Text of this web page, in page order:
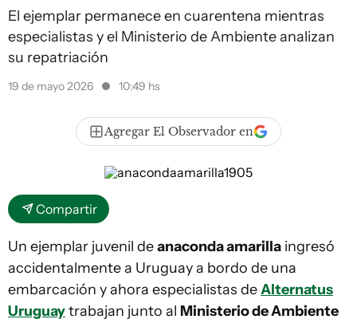
El ejemplar permanece en cuarentena mientras
especialistas y el Ministerio de Ambiente analizan
su repatriación
19 de mayo 2026 10:49 hs
Agregar El Observador en
Compartir
Un ejemplar juvenil deanaconda amarilla ingresó
accidentalmente a Uruguay a bordo de una
embarcación y ahora especialistas deAlternatus
Uruguaytrabajan junto al Ministerio de Ambiente